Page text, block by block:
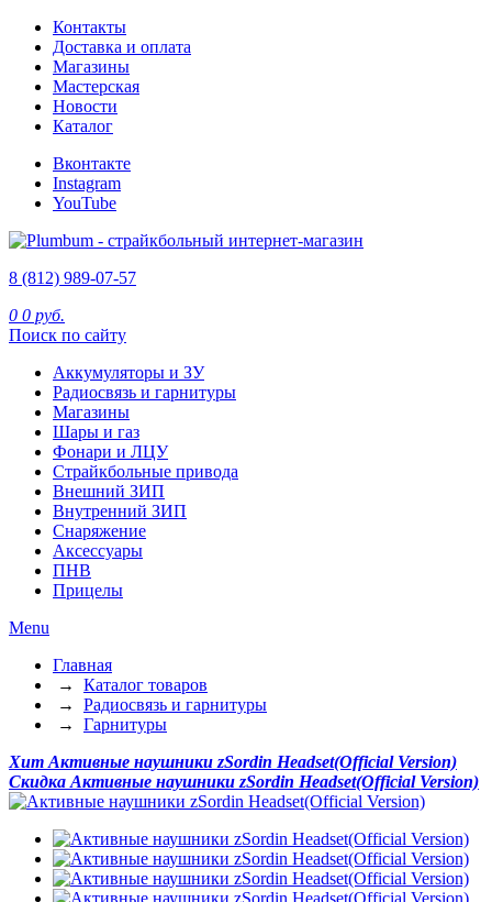
Контакты
Доставка и оплата
Магазины
Мастерская
Новости
Каталог
Вконтакте
Instagram
YouTube
8 (812) 989-07-57
0 0 руб.
Поиск по сайту
Аккумуляторы и ЗУ
Радиосвязь и гарнитуры
Магазины
Шары и газ
Фонари и ЛЦУ
Страйкбольные привода
Внешний ЗИП
Внутренний ЗИП
Снаряжение
Аксессуары
ПНВ
Прицелы
Menu
Главная
→ Каталог товаров
→ Радиосвязь и гарнитуры
→ Гарнитуры
Хит Активные наушники zSordin Headset(Official Version)
Скидка Активные наушники zSordin Headset(Official Version)